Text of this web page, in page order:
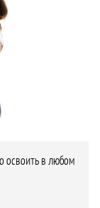
освоить в любом